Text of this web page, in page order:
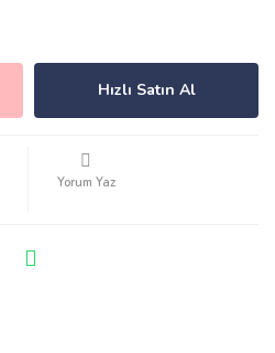
Hızlı Satın Al
Yorum Yaz